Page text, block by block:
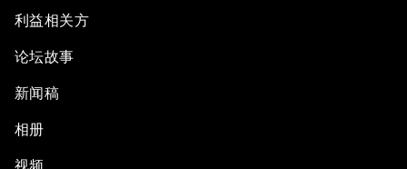
利益相关方
论坛故事
新闻稿
相册